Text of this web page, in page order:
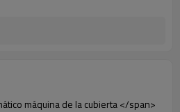
height: 21px; font-size: 14px;"> Medical system: </span> </strong> Clínicas, laboratorio, hospital (quirófano, ct, de rayos x, B ultra, uci, </p> <p>&nbsp;</p> <p>&nbsp; &nbsp; &nbsp; &nbsp; &nbsp; &nbsp; &nbsp; &nbsp; &nbsp; &nbsp; &nbsp; &nbsp; &nbsp; &nbsp; &nbsp; &nbsp; &nbsp; &nbsp; &nbsp; &nbsp; Sala VIP, sangre centro), etc&nbsp;</p> <p><br> <span style="line-height: 21px; font-size: 14px;"> <strong> Empresa: </strong> </span> Fábrica de alimentos, fábrica farmacéutica, la fábrica eléctrica, industria química, sin polvo, etc </p> <p>&nbsp;</p> <p> <strong> <span style="line-height: 21px; font-size: 14px;"> Público: </span> </strong> Alto grado club, hotel, museo, sala de reuniones de grado superior, centro de spa, gimnasio, etc </p> <p>&nbsp;</p> <p> <span style="line-height: 21px; font-size: 14px;"> <strong> Bienes raíces: </strong> </span> Modelo de casa, residencia de alta calidad, etc </p> <p><br> <span style="line-height: 21px; font-size: 14px;"> <strong> Sistema de educación: </strong> </span> Jardín de infantes, escuela, sala de ordenadores, investigación y docencia, etc </p> <p>&nbsp;</p> <p><img src="http://i03.i.aliimg.com/simg/single/icon/placeholder_100x100.png" data-src="http://g02.s.alicdn.com/kf/HTB1DXXzIVXXXXXoXXXXq6xXFXXXW/200852200/HTB1DXXzIVXXXXXoXXXXq6xXFXXXW.jpg" data-alt="Venta al por mayor productos shoe auto dispensador de la cubierta para el hospital" width="700" ori-width="700" ori-height="564" /> <noscript><img src="http://g02.s.alicdn.com/kf/HTB1DXXzIVXXXXXoXXXXq6xXFXXXW/200852200/HTB1DXXzIVXXXXXoXXXXq6xXFXXXW.jpg" alt="Venta al por mayo